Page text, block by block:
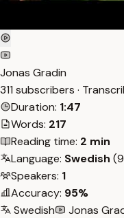
Jonas Gradin
311 subscribers ·
Duration: 1:47
Words: 217
Reading time: 2 min
Language: Swedish
Speakers: 1
Accuracy: 95%
Swedish
Jonas